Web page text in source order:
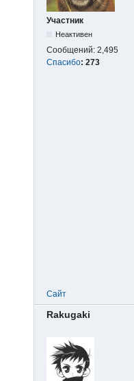
Участник
Неактивен
Сообщений: 2,495
Спасибо: 273
Сайт
Rakugaki